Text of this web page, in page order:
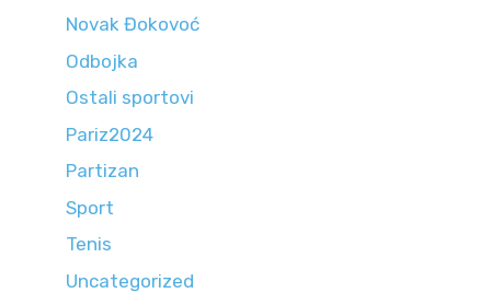
Novak Đokovoć
Odbojka
Ostali sportovi
Pariz2024
Partizan
Sport
Tenis
Uncategorized